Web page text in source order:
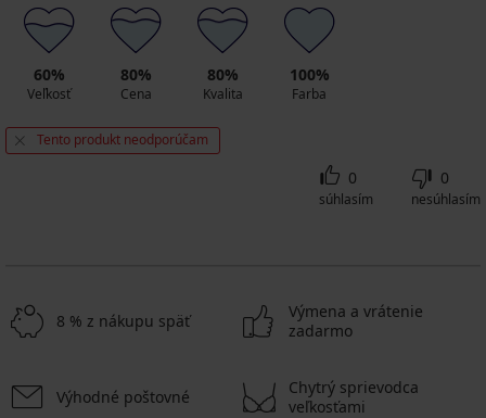
60%
Veľkosť
80%
Cena
80%
Kvalita
100%
Farba
Tento produkt neodporúčam
0
súhlasím
0
nesúhlasím
8 % z nákupu späť
Výmena a vrátenie
zadarmo
Výhodné poštovné
Chytrý sprievodca
veľkosťami